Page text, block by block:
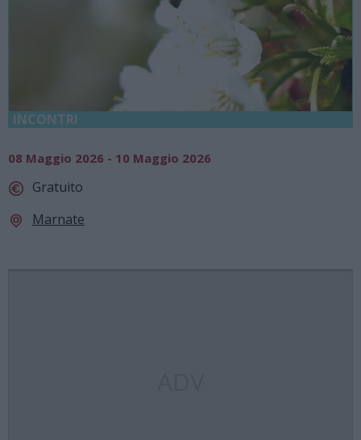
INCONTRI
08 Maggio 2026 - 10 Maggio 2026
Gratuito
Marnate